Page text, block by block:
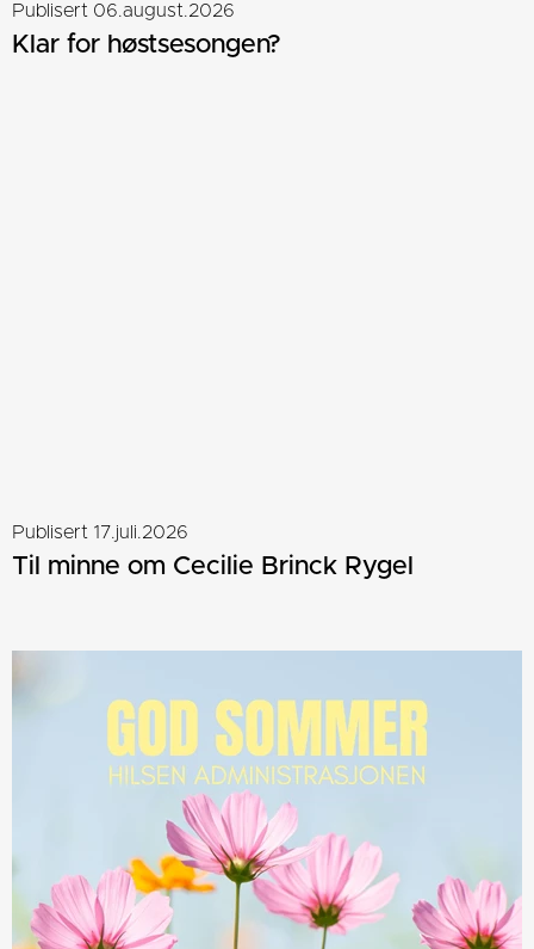
Publisert 06.august.2026
Klar for høstsesongen?
Publisert 17.juli.2026
Til minne om Cecilie Brinck Rygel